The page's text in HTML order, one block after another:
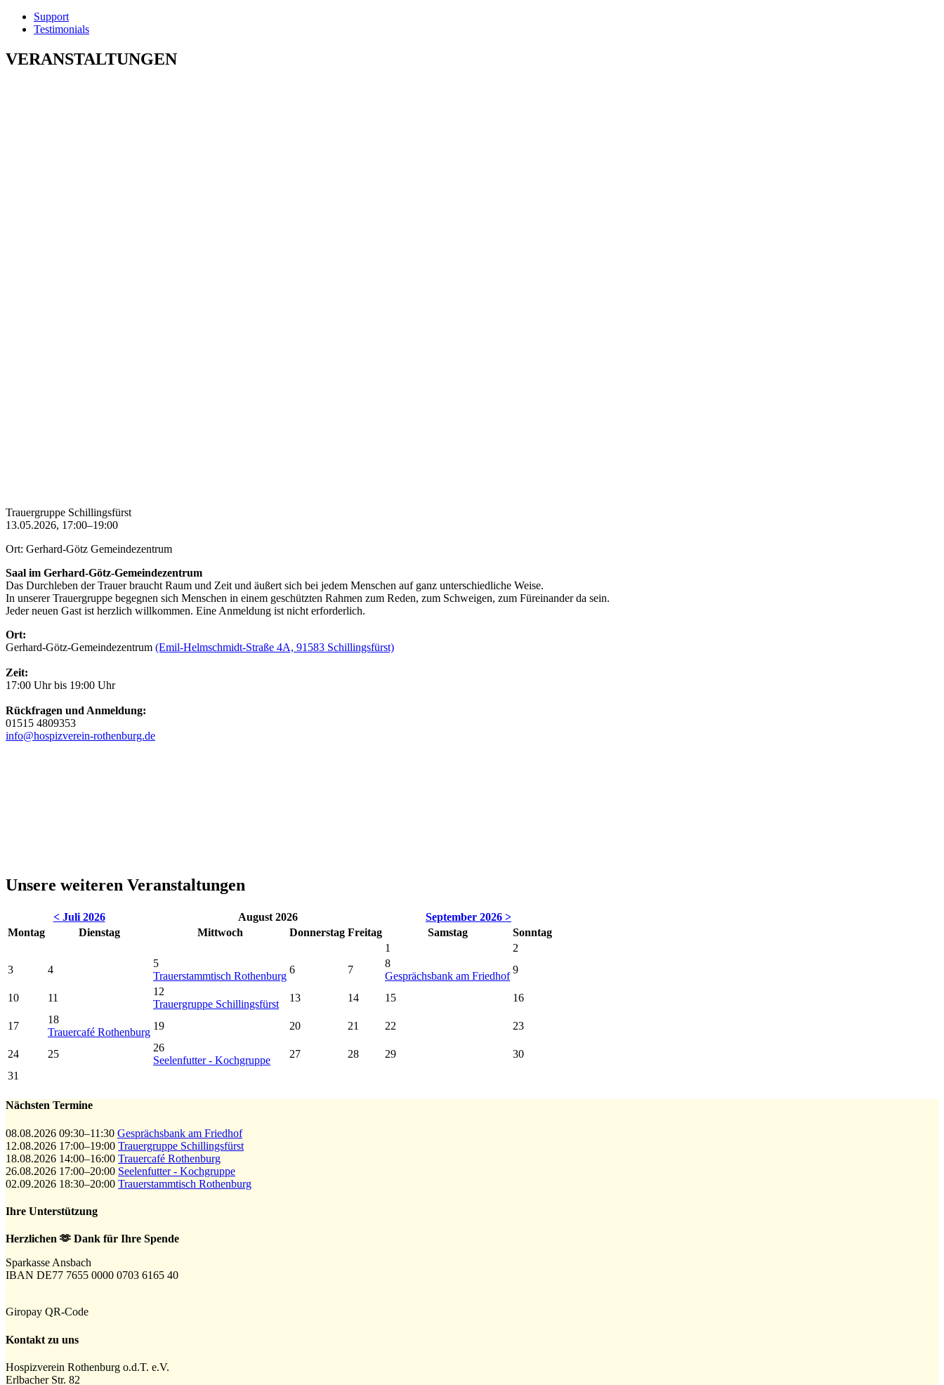
Support
Testimonials
VERANSTALTUNGEN
Trauergruppe Schillingsfürst
13.05.2026, 17:00–19:00
Ort: Gerhard-Götz Gemeindezentrum
Saal im Gerhard-Götz-Gemeindezentrum
Das Durchleben der Trauer braucht Raum und Zeit und äußert sich bei jedem Menschen auf ganz unterschiedliche Weise.
In unserer Trauergruppe begegnen sich Menschen in einem geschützten Rahmen zum Reden, zum Schweigen, zum Füreinander da sein.
Jeder neuen Gast ist herzlich willkommen. Eine Anmeldung ist nicht erforderlich.
Ort:
Gerhard-Götz-Gemeindezentrum (Emil-Helmschmidt-Straße 4A, 91583 Schillingsfürst)
Zeit:
17:00 Uhr bis 19:00 Uhr
Rückfragen und Anmeldung:
01515 4809353
info@hospizverein-rothenburg.de
Unsere weiteren Veranstaltungen
< Juli 2026 August 2026
September 2026 >
Montag
Dienstag Mittwoch Donnerstag Freitag Samstag
Sonntag
1
2
3
4
5
Trauerstammtisch Rothenburg
6 7
8
Gesprächsbank am Friedhof
9
10 11
12
Trauergruppe Schillingsfürst
13 14 15 16
17
18
Trauercafé Rothenburg
19 20 21 22 23
24 25
26
Seelenfutter - Kochgruppe
27 28 29
30
31
Nächsten Termine
08.08.2026 09:30–11:30 Gesprächsbank am Friedhof
12.08.2026 17:00–19:00 Trauergruppe Schillingsfürst
18.08.2026 14:00–16:00 Trauercafé Rothenburg
26.08.2026 17:00–20:00 Seelenfutter - Kochgruppe
02.09.2026 18:30–20:00 Trauerstammtisch Rothenburg
Ihre Unterstützung
Herzlichen 🫶 Dank für Ihre Spende
Sparkasse Ansbach
IBAN DE77 7655 0000 0703 6165 40
Giropay QR-Code
Kontakt zu uns
Hospizverein Rothenburg o.d.T. e.V.
Erlbacher Str. 82